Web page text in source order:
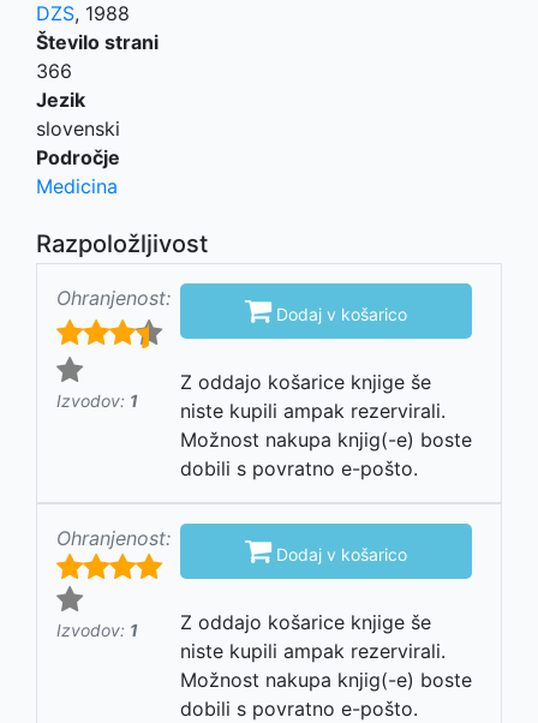
DZS, 1988
Število strani
366
Jezik
slovenski
Področje
Medicina
Razpoložljivost
Ohranjenost:
Izvodov: 1
 Dodaj v košarico
Z oddajo košarice knjige še
niste kupili ampak rezervirali.
Možnost nakupa knjig(-e) boste
dobili s povratno e-pošto.
Ohranjenost:
Izvodov: 1
 Dodaj v košarico
Z oddajo košarice knjige še
niste kupili ampak rezervirali.
Možnost nakupa knjig(-e) boste
dobili s povratno e-pošto.